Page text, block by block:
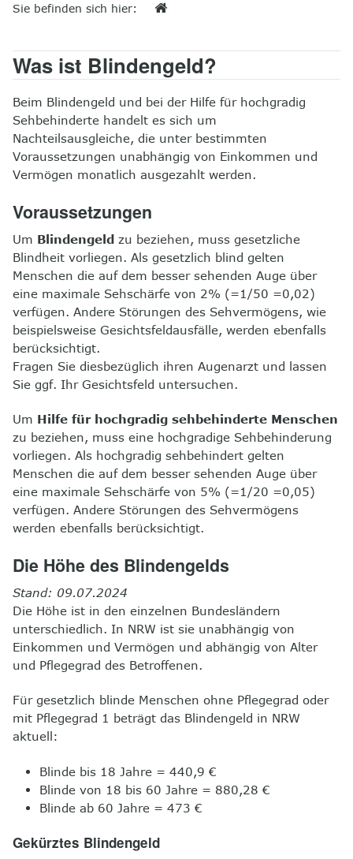
3
Wir über uns
4
Unsere Leistungen
5
Wissenswertes
6
Unterstützen
7
Presse
8
Kontakt
Sie befinden sich hier:
Was ist Blindengeld?
Beim Blindengeld und bei der Hilfe für hochgradig
Sehbehinderte handelt es sich um
Nachteilsausgleiche, die unter bestimmten
Voraussetzungen unabhängig von Einkommen und
Vermögen monatlich ausgezahlt werden.
Voraussetzungen
Um Blindengeld zu beziehen, muss gesetzliche
Blindheit vorliegen. Als gesetzlich blind gelten
Menschen die auf dem besser sehenden Auge über
eine maximale Sehschärfe von 2% (=1/50 =0,02)
verfügen. Andere Störungen des Sehvermögens, wie
beispielsweise Gesichtsfeldausfälle, werden ebenfalls
berücksichtigt.
Fragen Sie diesbezüglich ihren Augenarzt und lassen
Sie ggf. Ihr Gesichtsfeld untersuchen.
Um Hilfe für hochgradig sehbehinderte Menschen
zu beziehen, muss eine hochgradige Sehbehinderung
vorliegen. Als hochgradig sehbehindert gelten
Menschen die auf dem besser sehenden Auge über
eine maximale Sehschärfe von 5% (=1/20 =0,05)
verfügen. Andere Störungen des Sehvermögens
werden ebenfalls berücksichtigt.
Die Höhe des Blindengelds
Stand: 09.07.2024
Die Höhe ist in den einzelnen Bundesländern
unterschiedlich. In NRW ist sie unabhängig von
Einkommen und Vermögen und abhängig von Alter
und Pflegegrad des Betroffenen.
Für gesetzlich blinde Menschen ohne Pflegegrad oder
mit Pflegegrad 1 beträgt das Blindengeld in NRW
aktuell:
Blinde bis 18 Jahre = 440,9 €
Blinde von 18 bis 60 Jahre = 880,28 €
Blinde ab 60 Jahre = 473 €
Gekürztes Blindengeld